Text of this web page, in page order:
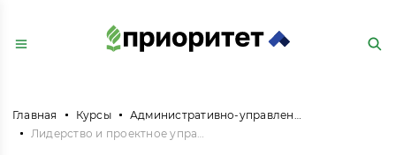
Главная Курсы
Административно-управленческая и офисная деятельность
Лидерство и проектное управление в органах территориального общественного самоуправления